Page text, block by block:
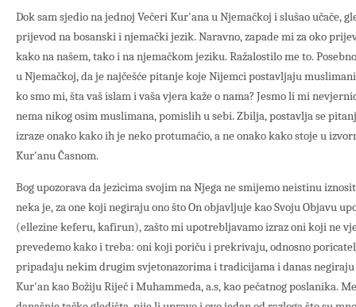
Dok sam sjedio na jednoj Večeri Kur'ana u Njemačkoj i slušao učače,
prijevod na bosanski i njemački jezik. Naravno, zapade mi za oko
kako na našem, tako i na njemačkom jeziku. Ražalostilo me to.
u Njemačkoj, da je najčešće pitanje koje Nijemci postavljaju
ko smo mi, šta vaš islam i vaša vjera kaže o nama? Jesmo li mi
nema nikog osim muslimana, pomislih u sebi. Zbilja, postavlja se
izraze onako kako ih je neko protumačio, a ne onako kako stoje u
Kur'anu Časnom.
Bog upozorava da jezicima svojim na Njega ne smijemo neistinu
neka je, za one koji negiraju ono što On objavljuje kao Svoju Objavu
(ellezine keferu, kafirun), zašto mi upotrebljavamo izraz oni koji ne
prevedemo kako i treba: oni koji poriču i prekrivaju, odnosno
pripadaju nekim drugim svjetonazorima i tradicijama i danas
Kur'an kao Božiju Riječ i Muhammeda, a.s, kao pečatnog poslanika.